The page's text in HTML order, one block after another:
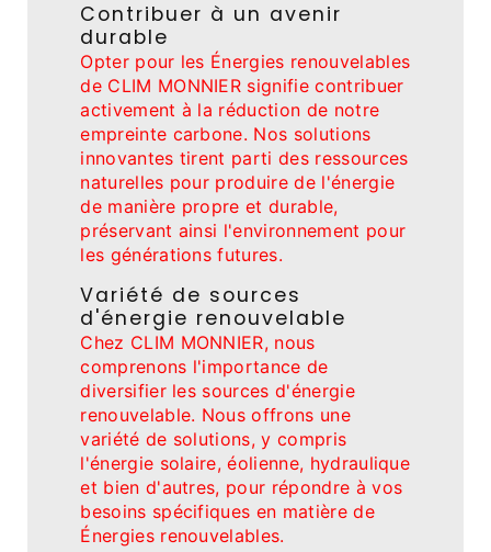
Contribuer à un avenir
durable
Opter pour les Énergies renouvelables
de CLIM MONNIER signifie contribuer
activement à la réduction de notre
empreinte carbone. Nos solutions
innovantes tirent parti des ressources
naturelles pour produire de l'énergie
de manière propre et durable,
préservant ainsi l'environnement pour
les générations futures.
Variété de sources
d'énergie renouvelable
Chez CLIM MONNIER, nous
comprenons l'importance de
diversifier les sources d'énergie
renouvelable. Nous offrons une
variété de solutions, y compris
l'énergie solaire, éolienne, hydraulique
et bien d'autres, pour répondre à vos
besoins spécifiques en matière de
Énergies renouvelables.